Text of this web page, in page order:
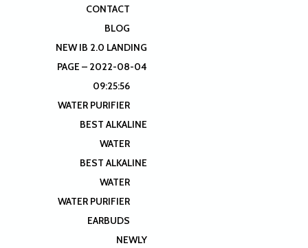
CONTACT
BLOG
NEW IB 2.0 LANDING
PAGE – 2022-08-04
09:25:56
WATER PURIFIER
BEST ALKALINE
WATER
BEST ALKALINE
WATER
WATER PURIFIER
EARBUDS
NEWLY